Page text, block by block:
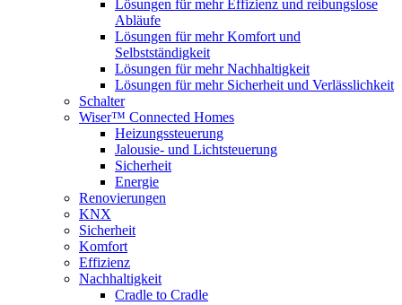
Lösungen für mehr Effizienz und reibungslose
Abläufe
Lösungen für mehr Komfort und
Selbstständigkeit
Lösungen für mehr Nachhaltigkeit
Lösungen für mehr Sicherheit und Verlässlichkeit
Schalter
Wiser™ Connected Homes
Heizungssteuerung
Jalousie- und Lichtsteuerung
Sicherheit
Energie
Renovierungen
KNX
Sicherheit
Komfort
Effizienz
Nachhaltigkeit
Cradle to Cradle